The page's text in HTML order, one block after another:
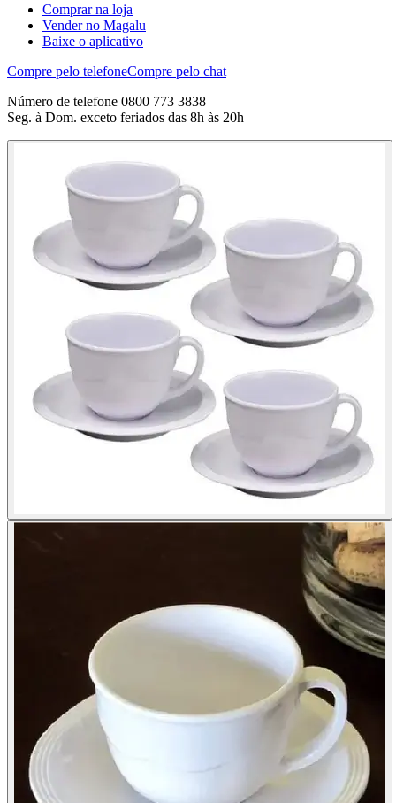
Comprar na loja
Vender no Magalu
Baixe o aplicativo
Compre pelo telefoneCompre pelo chat
Número de telefone 0800 773 3838
Seg. à Dom. exceto feriados das 8h às 20h